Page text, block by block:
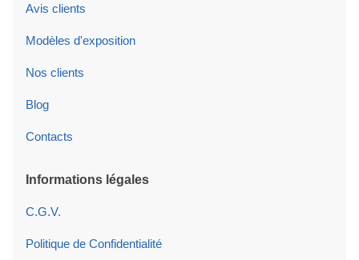
Avis clients
Modèles d'exposition
Nos clients
Blog
Contacts
Informations légales
C.G.V.
Politique de Confidentialité